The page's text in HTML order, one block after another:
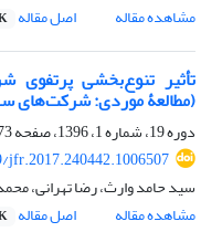
مشاهده مقاله
اصل مقاله
تأثیر تنوع‌بخشی
(مطالعۀ موردی: شرکت‌های
دوره 19، شماره 1، 1396، صفحه
jfr.2017.240442.1006507
سید حامد وارث، رضا تهرانی،
مشاهده مقاله
اصل مقاله